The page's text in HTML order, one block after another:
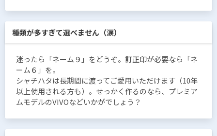
種類が多すぎて選べません（涙）
迷ったら「ネーム９」をどうぞ。訂正印が必要なら「ネ
ーム６」を。
シャチハタは長期間に渡ってご愛用いただけます（10年
以上使用される方も）。せっかく作るのなら、プレミア
ムモデルのVIVOなどいかがでしょう？